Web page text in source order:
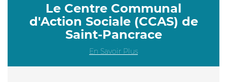
Le Centre Communal
d'Action Sociale (CCAS) de
Saint-Pancrace
En Savoir Plus